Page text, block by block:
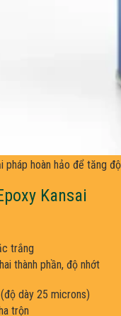
pháp hoàn hảo để tăng
Kansai
trắng
thành phần, độ nhớt
dày 25 microns)
trộn